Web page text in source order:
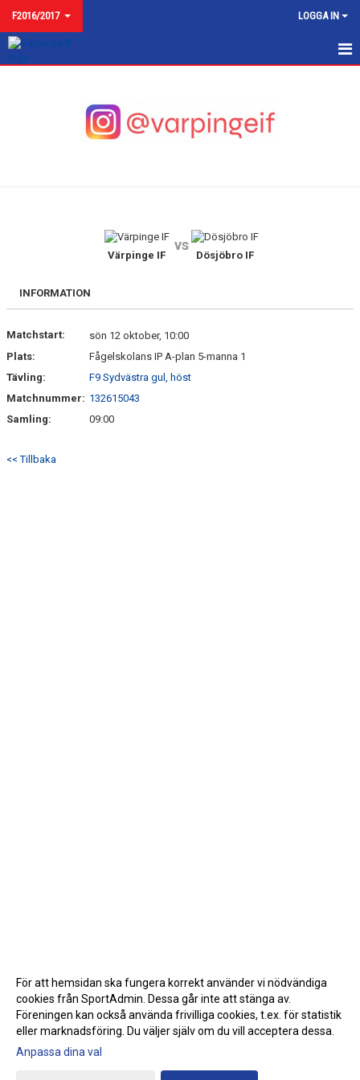
F2016/2017 LOGGA IN
DOKUMENT
Värpinge IF
vs
Dösjöbro IF
INFORMATION
Matchstart:
sön 12 oktober, 10:00
Plats:
Fågelskolans IP A-plan 5-manna 1
Tävling:
F9 Sydvästra gul, höst
Matchnummer: 132615043
Samling:
09:00
<< Tillbaka
Gå till Webbversion
För att hemsidan ska fungera korrekt använder vi nödvändiga
cookies från SportAdmin. Dessa går inte att stänga av.
Föreningen kan också använda frivilliga cookies, t.ex. för statistik
eller marknadsföring. Du väljer själv om du vill acceptera dessa.
Anpassa dina val